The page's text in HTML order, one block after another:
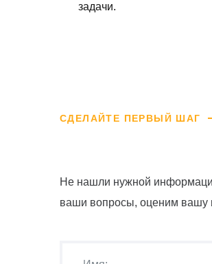
задачи.
СДЕЛАЙТЕ ПЕРВЫЙ ШАГ
Не нашли нужной
ваши вопросы, оценим вашу